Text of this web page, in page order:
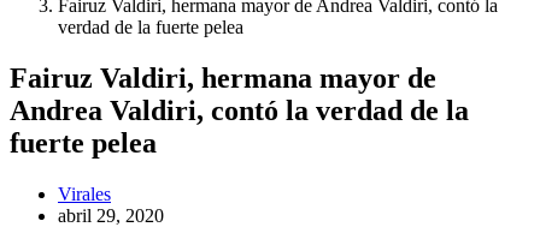
Fairuz Valdiri, hermana mayor de Andrea Valdiri, contó la
verdad de la fuerte pelea
Fairuz Valdiri, hermana mayor de
Andrea Valdiri, contó la verdad de la
fuerte pelea
Virales
abril 29, 2020